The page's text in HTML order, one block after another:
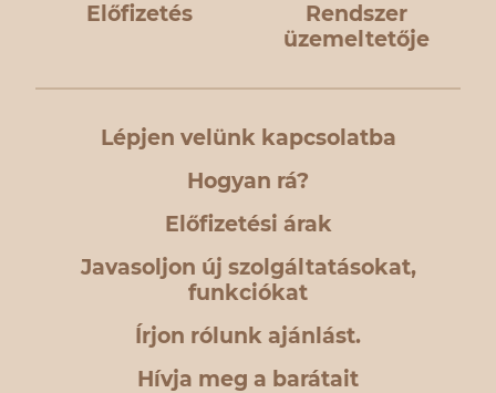
Előfizetés
Rendszer
üzemeltetője
Lépjen velünk kapcsolatba
Hogyan rá?
Előfizetési árak
Javasoljon új szolgáltatásokat,
funkciókat
Írjon rólunk ajánlást.
Hívja meg a barátait